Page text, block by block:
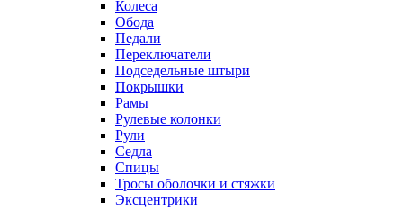
Колеса
Обода
Педали
Переключатели
Подседельные штыри
Покрышки
Рамы
Рулевые колонки
Рули
Седла
Спицы
Тросы оболочки и стяжки
Эксцентрики